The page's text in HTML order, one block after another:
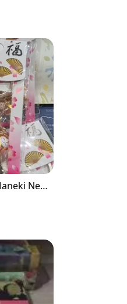
มาเนกิเนะโกะ Maneki Neko "แมวกวักนำโชค 79 บาท"